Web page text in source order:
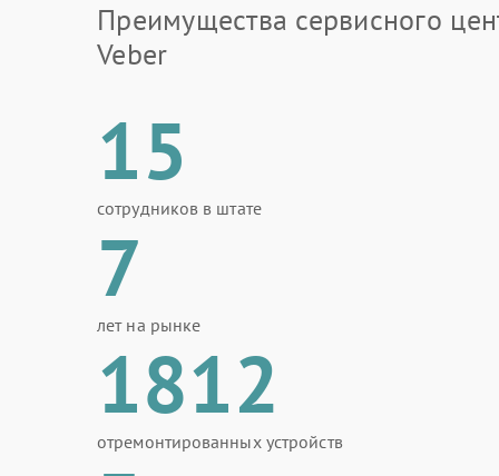
Преимущества сервисного
Veber
15
сотрудников в штате
7
лет на рынке
1812
отремонтированных устройств